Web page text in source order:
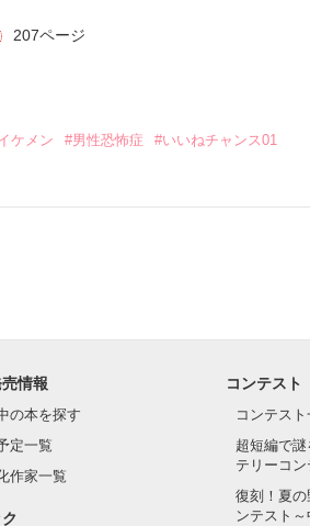
る
207ページ
ケメン #男性恐怖症 #いいねチャンス01
情報
の本を探す
定一覧
作家一覧
コンテスト
コンテス
超短編で
テリーコ
復刻！夏
ンテスト